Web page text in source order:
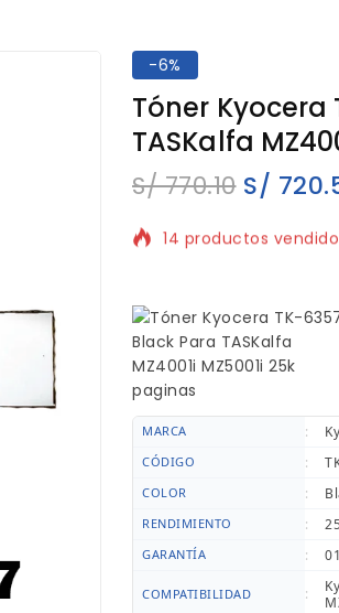
-6%
Tóner Kyocera
TASKalfa
S/770.10 S/
14 productos
¡Vendiendo rápido! 1
MARCA :
CÓDIGO :
COLOR :
RENDIMIENTO :
GARANTÍA :
COMPATIBILIDAD :